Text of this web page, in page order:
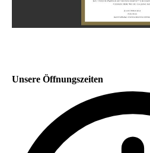
Unsere Öffnungszeiten